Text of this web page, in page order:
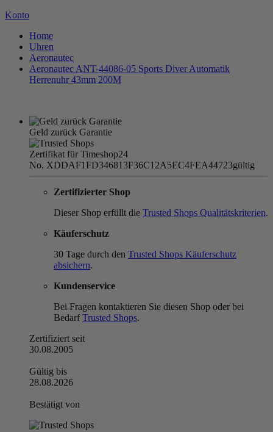
Konto
Home
Uhren
Aeronautec
Aeronautec ANT-44086-05 Sports Diver Automatik
Herrenuhr 43mm 200M
Geld zurück Garantie
Zertifikat für Timeshop24
No. XDDAF1FD346813F36C12A5EC4FEA44723gültig
Zertifizierter Shop
Dieser Shop erfüllt die Trusted Shops Qualitätskriterien.
Käuferschutz
30 Tage durch den Trusted Shops Käuferschutz
absichern.
Kundenservice
Bei Fragen kontaktieren Sie diesen Shop oder bei
BedarfTrusted Shops.
Zertifiziert seit
30.08.2005
Gültig bis
28.08.2026
Bestätigt von